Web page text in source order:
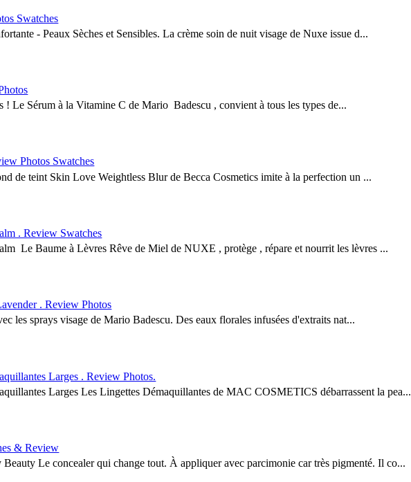
Swatches
- Peaux Sèches et Sensibles. La crème soin de nuit visage de Nuxe issue d...
! Le Sérum à la Vitamine C de Mario Badescu , convient à tous les types de...
Photos Swatches
de teint Skin Love Weightless Blur de Becca Cosmetics imite à la perfection un ...
. Review Swatches
Le Baume à Lèvres Rêve de Miel de NUXE , protège , répare et nourrit les lèvres ...
. Review Photos
les sprays visage de Mario Badescu. Des eaux florales infusées d'extraits nat...
Larges . Review Photos.
Larges Les Lingettes Démaquillantes de MAC COSMETICS débarrassent la pea...
& Review
Le concealer qui change tout. À appliquer avec parcimonie car très pigmenté. Il co...